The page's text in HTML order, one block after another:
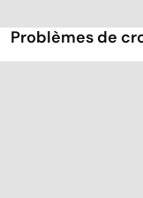
Problèmes de